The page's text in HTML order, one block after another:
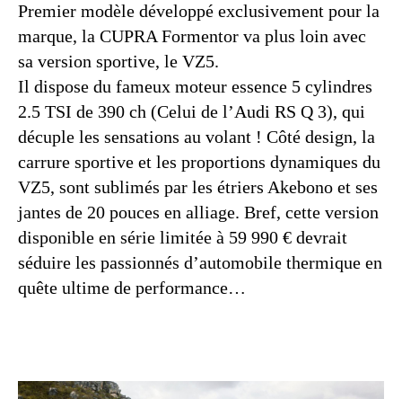
Premier modèle développé exclusivement pour la
marque, la CUPRA Formentor va plus loin avec
sa version sportive, le VZ5.
Il dispose du fameux moteur essence 5 cylindres
2.5 TSI de 390 ch (Celui de l’Audi RS Q 3), qui
décuple les sensations au volant ! Côté design, la
carrure sportive et les proportions dynamiques du
VZ5, sont sublimés par les étriers Akebono et ses
jantes de 20 pouces en alliage. Bref, cette version
disponible en série limitée à 59 990 € devrait
séduire les passionnés d’automobile thermique en
quête ultime de performance…